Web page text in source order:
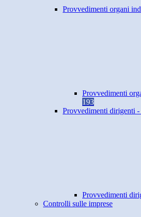
Provvedimenti organi
Provvedimenti
193
Provvedimenti dirigenti
Provvedimenti
Controlli sulle imprese